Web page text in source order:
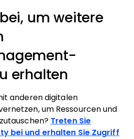
um weitere
erhalten
anderen digitalen
um Ressourcen und
Treten Sie
bei und erhalten Sie Zugriff